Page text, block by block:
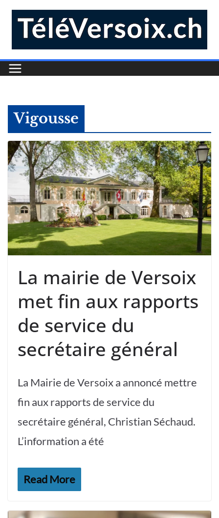
Vigousse
La mairie de Versoix
met fin aux rapports
de service du
secrétaire général
La Mairie de Versoix a annoncé mettre
fin aux rapports de service du
secrétaire général, Christian Séchaud.
L’information a été
Read More